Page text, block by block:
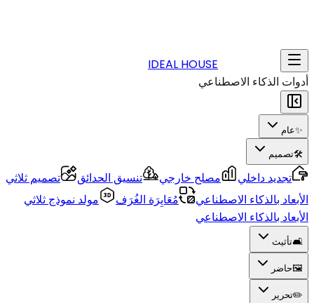
IDEAL HOUSE
أدوات الذكاء الاصطناعي
✨عام
🛠️تصميم
تجديد داخلي مصلح خارجي تنسيق الحدائق
تصميم ثلاثي
الأبعاد بالذكاء الاصطناعي
مُعَايِرَة الغُرَف
مولد نموذج ثلاثي
الأبعاد بالذكاء الاصطناعي
🛋️تأثيث
🖼️حاضر
✏️تحرير